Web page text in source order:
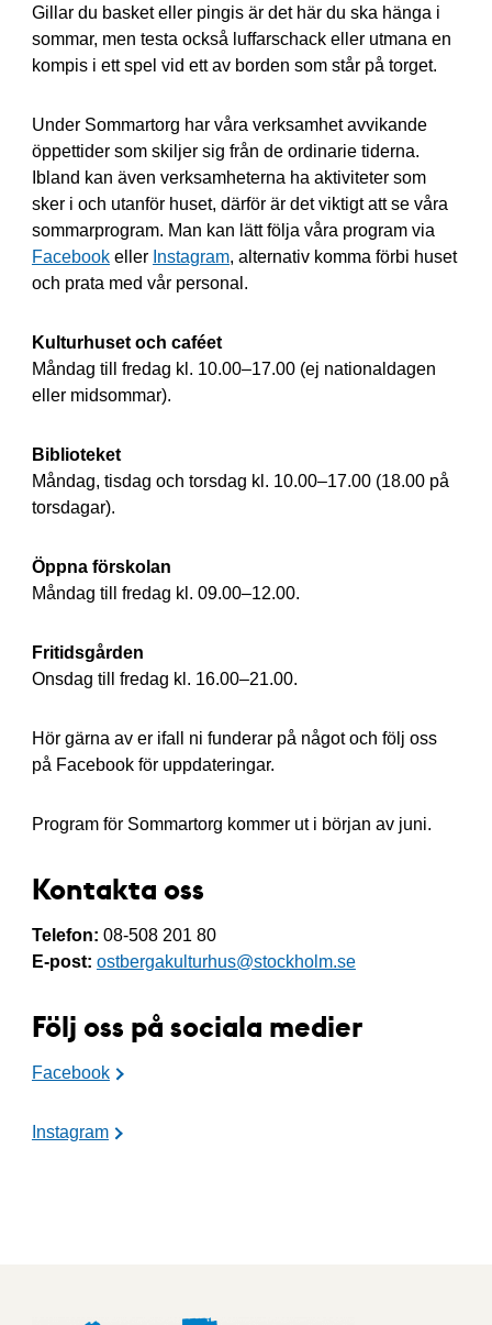
Gillar du basket eller pingis är det här du ska hänga i
sommar, men testa också luffarschack eller utmana en
kompis i ett spel vid ett av borden som står på torget.
Under Sommartorg har våra verksamhet avvikande
öppettider som skiljer sig från de ordinarie tiderna.
Ibland kan även verksamheterna ha aktiviteter som
sker i och utanför huset, därför är det viktigt att se våra
sommarprogram. Man kan lätt följa våra program via
Facebookeller Instagram, alternativ komma förbi huset
och prata med vår personal.
Kulturhuset och caféet
Måndag till fredag kl. 10.00–17.00 (ej nationaldagen
eller midsommar).
Biblioteket
Måndag, tisdag och torsdag kl. 10.00–17.00 (18.00 på
torsdagar).
Öppna förskolan
Måndag till fredag kl. 09.00–12.00.
Fritidsgården
Onsdag till fredag kl. 16.00–21.00.
Hör gärna av er ifall ni funderar på något och följ oss
på Facebook för uppdateringar.
Program för Sommartorg kommer ut i början av juni.
Kontakta oss
Telefon: 08-508 201 80
E-post: ostbergakulturhus@stockholm.se
Följ oss på sociala medier
Facebook
Instagram